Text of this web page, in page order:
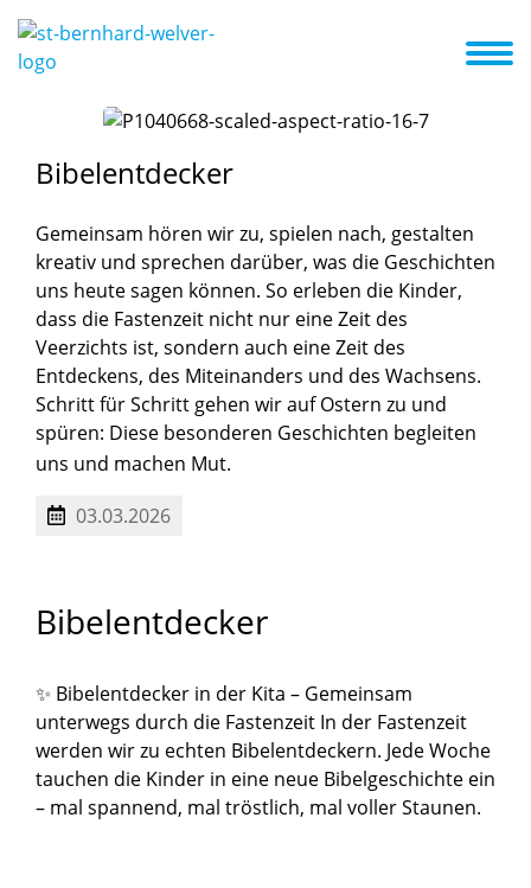
Erste Schritte
Bibelentdecker
Gemeinsam hören wir zu, spielen nach, gestalten
kreativ und sprechen darüber, was die Geschichten
uns heute sagen können. So erleben die Kinder,
dass die Fastenzeit nicht nur eine Zeit des
Veerzichts ist, sondern auch eine Zeit des
Entdeckens, des Miteinanders und des Wachsens.
Schritt für Schritt gehen wir auf Ostern zu und
spüren: Diese besonderen Geschichten begleiten
uns und machen Mut.
03.03.2026
Bibelentdecker
✨ Bibelentdecker in der Kita – Gemeinsam
unterwegs durch die Fastenzeit In der Fastenzeit
werden wir zu echten Bibelentdeckern. Jede Woche
tauchen die Kinder in eine neue Bibelgeschichte ein
– mal spannend, mal tröstlich, mal voller Staunen.